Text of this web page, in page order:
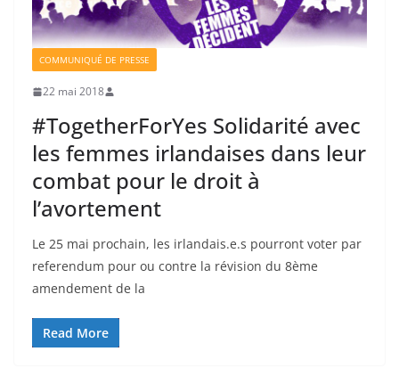
COMMUNIQUÉ DE PRESSE
22 mai 2018
#TogetherForYes Solidarité avec
les femmes irlandaises dans leur
combat pour le droit à
l’avortement
Le 25 mai prochain, les irlandais.e.s pourront voter par
referendum pour ou contre la révision du 8ème
amendement de la
Read More